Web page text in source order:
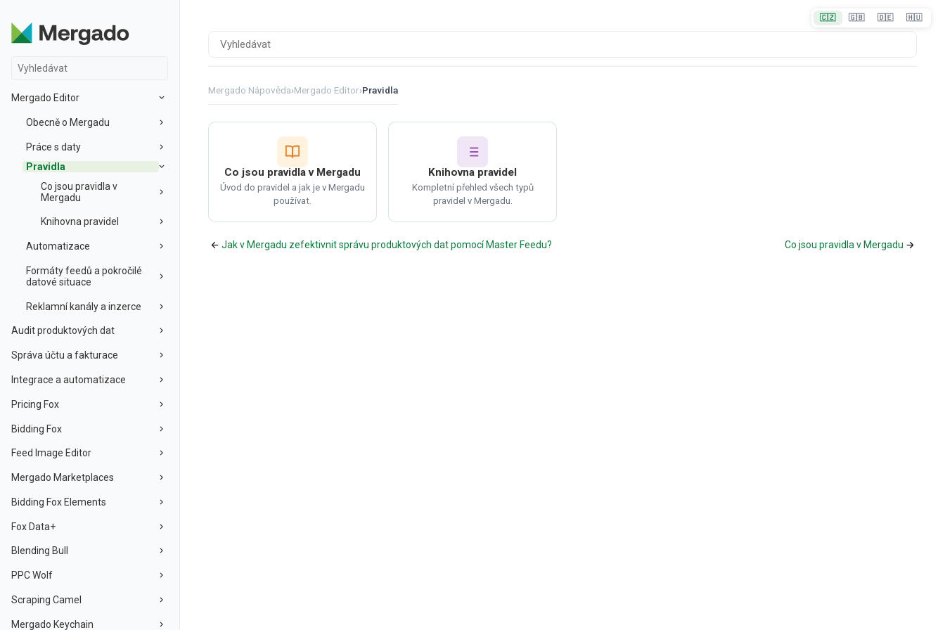
Mergado Editor
Obecně o Mergadu
Práce s daty
Pravidla
Co jsou pravidla v
Mergadu
Knihovna pravidel
Automatizace
Formáty feedů a pokročilé
datové situace
Reklamní kanály a inzerce
Audit produktových dat
Správa účtu a fakturace
Integrace a automatizace
Pricing Fox
Bidding Fox
Feed Image Editor
Mergado Marketplaces
Bidding Fox Elements
Fox Data+
Blending Bull
PPC Wolf
Scraping Camel
Mergado Keychain
Mergado Nápověda›Mergado Editor›Pravidla
Co jsou pravidla v Mergadu
Úvod do pravidel a jak je v Mergadu
používat.
Knihovna pravidel
Kompletní přehled všech typů
pravidel v Mergadu.
Jak v Mergadu zefektivnit správu produktových dat pomocí Master Feedu? Co jsou pravidla v Mergadu
🇨🇿 🇬🇧 🇩🇪 🇭🇺